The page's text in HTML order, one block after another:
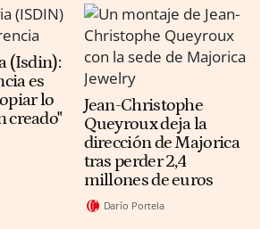
(Isdin):
es
lo
creado"
Jean-Christophe
Queyroux deja la
dirección de Majorica
tras perder 2,4
millones de euros
Darío Portela